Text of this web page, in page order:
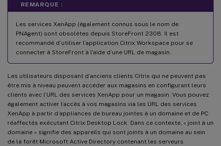
REMARQUE :
Les services XenApp (également connus sous le nom de
PNAgent) sont obsolètes depuis StoreFront 2308. Il est
recommandé d’utiliser l’application Citrix Workspace pour se
connecter à StoreFront à l’aide d’une URL de magasin.
Les utilisateurs disposant d’anciens clients Citrix qui ne peuvent pas
être mis à niveau peuvent accéder aux magasins en configurant leurs
clients avec l’URL des services XenApp pour un magasin. Vous pouvez
également activer l’accès à vos magasins via les URL des services
XenApp à partir d’appliances de bureau jointes à un domaine et de PC
réaffectés exécutant Citrix Desktop Lock. Dans ce contexte, « joint à un
domaine » signifie des appareils qui sont joints à un domaine au sein
de la forêt Microsoft Active Directory contenant les serveurs